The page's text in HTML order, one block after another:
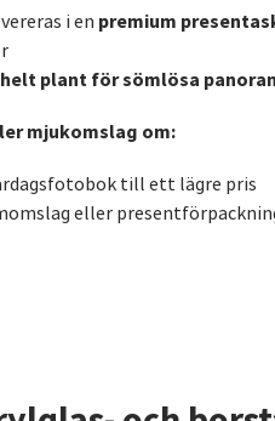
i en premium
plant för sömlösa
mjukomslag om:
till ett lägre pris
eller